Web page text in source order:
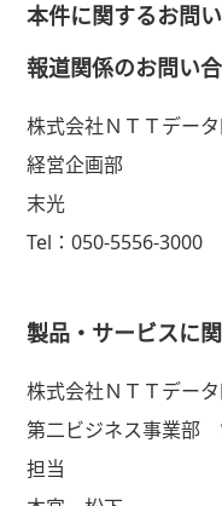
本件に関するお問
報道関係のお問い
株式会社ＮＴＴデー
経営企画部
末光
Tel：050-5556-3000
製品・サービスに
株式会社ＮＴＴデー
第二ビジネス事業部
担当